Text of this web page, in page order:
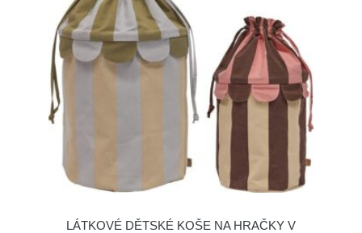
LÁTKOVÉ DĚTSKÉ KOŠE NA HRAČKY V